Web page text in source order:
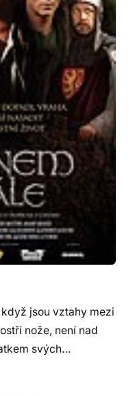
jsou vztahy mezi
nože, není nad
svých…